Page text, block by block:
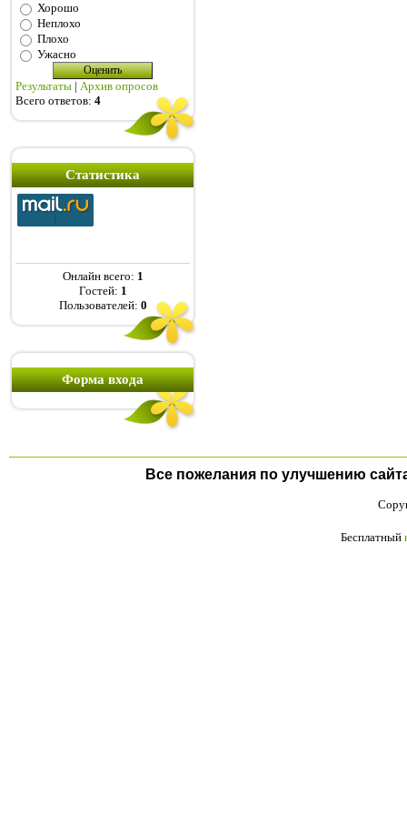
Хорошо
Неплохо
Плохо
Ужасно
Результаты | Архив опросов
Всего ответов: 4
Статистика
Онлайн всего: 1
Гостей: 1
Пользователей: 0
Форма входа
Все пожелания по улучшению
Бесплатный